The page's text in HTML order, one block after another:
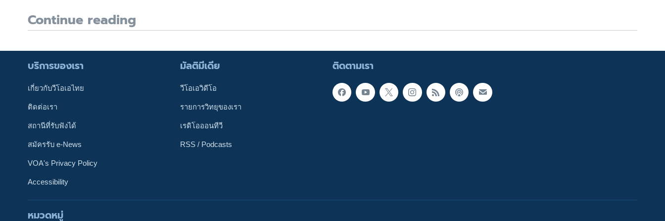
Continue reading
ติดตามเรา
บริการของเรา
เกี่ยวกับวีโอเอไทย
ติดต่อเรา
สถานีที่รับฟังได้
สมัครรับ e-News
VOA's Privacy Policy
Accessibility
มัลติมีเดีย
วีโอเอวิดีโอ
รายการวิทยุของเรา
เรดิโอออนทีวี
RSS / Podcasts
หมวดหมู่